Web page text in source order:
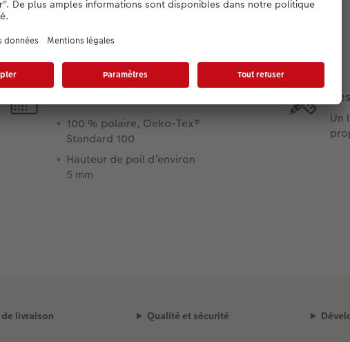
Détails du produit
100 % polaire, Oeko-Tex®
Standard 100
Hauteur de poil d’environ
5 mm
Un
livraison Qualité et sécurité